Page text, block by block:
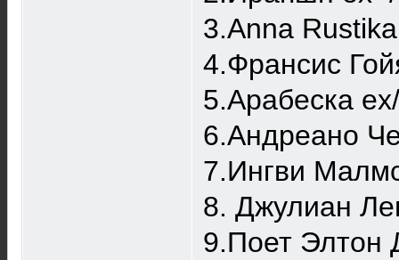
3.Anna
4.Франсис
5.Арабеска
6.Андреано
7.Ингви
8. Джулиан
9.Поет Элтон